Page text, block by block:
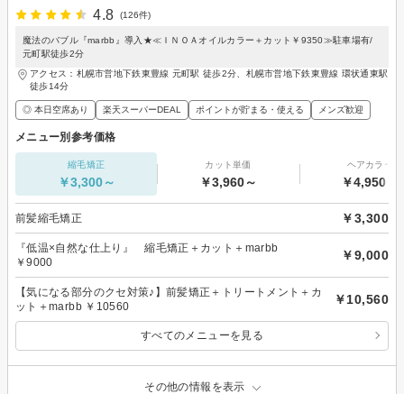
4.8
(126件)
魔法のバブル『marbb』導入★≪ＩＮＯＡオイルカラー＋カット￥9350≫駐車場有/
元町駅徒歩2分
アクセス：札幌市営地下鉄東豊線 元町駅 徒歩2分、札幌市営地下鉄東豊線 環状通東駅
徒歩14分
◎ 本日空席あり 楽天スーパーDEAL ポイントが貯まる・使える メンズ歓迎
メニュー別参考価格
縮毛矯正
￥3,300～
カット単価
￥3,960～
ヘアカラー
￥4,950～
前髪縮毛矯正 ￥3,300
『低温×自然な仕上り』 縮毛矯正＋カット＋marbb
￥9000
￥9,000
【気になる部分のクセ対策♪】前髪矯正＋トリートメント＋カ
ット＋marbb ￥10560
￥10,560
すべてのメニューを見る
その他の情報を表示